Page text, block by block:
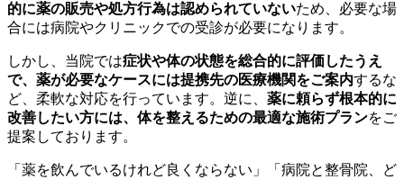
的に薬の販売や処方行為は認められていないため、必要な場
合には病院やクリニックでの受診が必要になります。
しかし、当院では症状や体の状態を総合的に評価したうえ
で、薬が必要なケースには提携先の医療機関をご案内するな
ど、柔軟な対応を行っています。逆に、 薬に頼らず根本的に
改善したい方には、体を整えるための最適な施術プランをご
提案しております。
「薬を飲んでいるけれど良くならない」「病院と整骨院、ど